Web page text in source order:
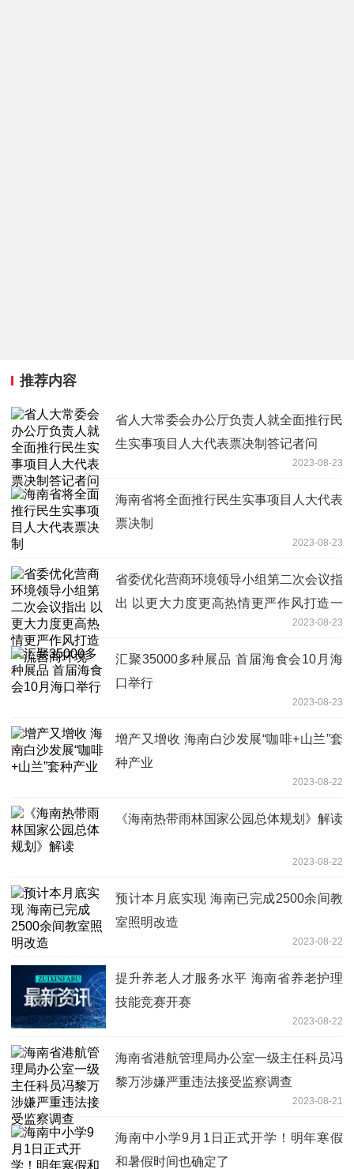
推荐内容
省人大常委会办公厅负责人就全面推行民
生实事项目人大代表票决制答记者问
2023-08-23
海南省将全面推行民生实事项目人大代表
票决制
2023-08-23
省委优化营商环境领导小组第二次会议指
出 以更大力度更高热情更严作风打造一
2023-08-23
汇聚35000多种展品 首届海食会10月海
口举行
2023-08-23
增产又增收 海南白沙发展“咖啡+山兰”套
种产业
2023-08-22
《海南热带雨林国家公园总体规划》解读
2023-08-22
预计本月底实现 海南已完成2500余间教
室照明改造
2023-08-22
提升养老人才服务水平 海南省养老护理
技能竞赛开赛
2023-08-22
海南省港航管理局办公室一级主任科员冯
黎万涉嫌严重违法接受监察调查
2023-08-21
海南中小学9月1日正式开学！明年寒假
和暑假时间也确定了